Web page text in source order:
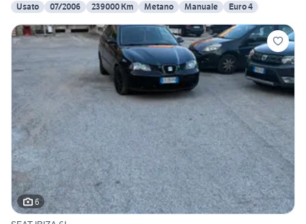
Usato
07/2006 239000 Km Metano Manuale Euro 4
6